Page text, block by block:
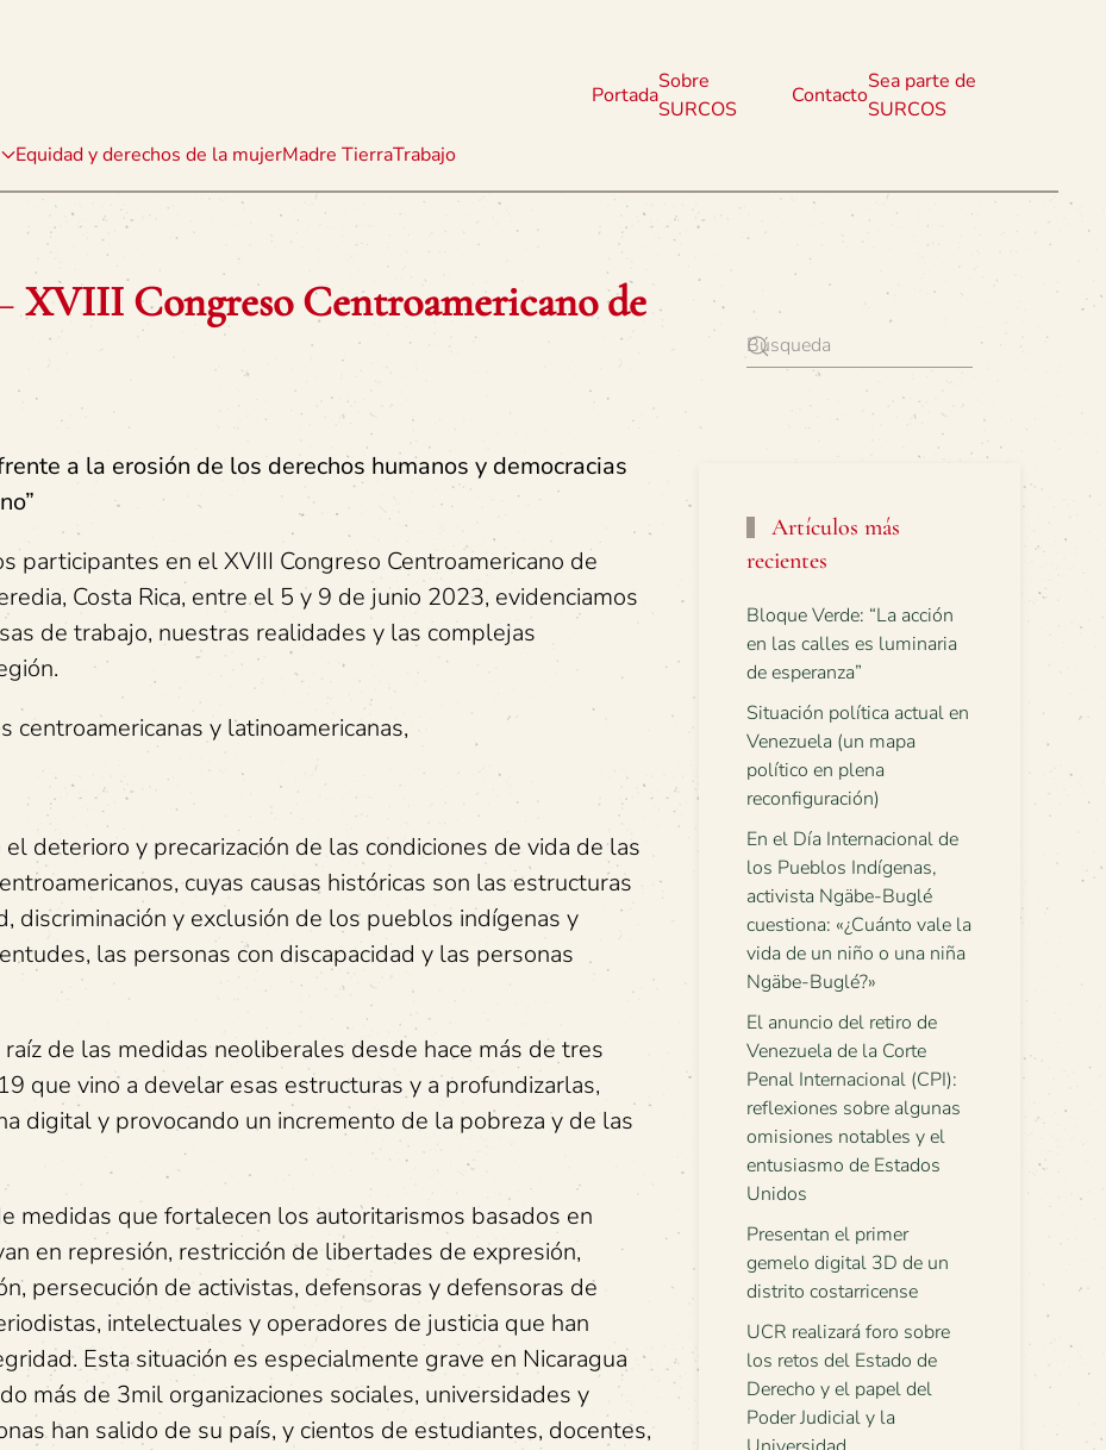
Equidad y derechos de la mujerMadre TierraTrabajo
Portada
Sobre
SURCOS
Contacto
Sea parte de
SURCOS
XVIII Congreso Centroamericano de
a la erosión de los derechos humanos y democracias
participantes en el XVIII Congreso Centroamericano de
Costa Rica, entre el 5 y 9 de junio 2023, evidenciamos
de trabajo, nuestras realidades y las complejas
centroamericanas y latinoamericanas,
deterioro y precarización de las condiciones de vida de las
cuyas causas históricas son las estructuras
discriminación y exclusión de los pueblos indígenas y
las personas con discapacidad y las personas
de las medidas neoliberales desde hace más de tres
que vino a develar esas estructuras y a profundizarlas,
digital y provocando un incremento de la pobreza y de las
medidas que fortalecen los autoritarismos basados en
en represión, restricción de libertades de expresión,
persecución de activistas, defensoras y defensoras de
intelectuales y operadores de justicia que han
Esta situación es especialmente grave en Nicaragua
más de 3mil organizaciones sociales, universidades y
han salido de su país, y cientos de estudiantes, docentes,
Artículos más
recientes
Bloque Verde: “La acción
en las calles es luminaria
de esperanza”
Situación política actual en
Venezuela (un mapa
político en plena
reconfiguración)
En el Día Internacional de
los Pueblos Indígenas,
activista Ngäbe-Buglé
cuestiona: «¿Cuánto vale la
vida de un niño o una niña
Ngäbe-Buglé?»
El anuncio del retiro de
Venezuela de la Corte
Penal Internacional (CPI):
reflexiones sobre algunas
omisiones notables y el
entusiasmo de Estados
Unidos
Presentan el primer
gemelo digital 3D de un
distrito costarricense
UCR realizará foro sobre
los retos del Estado de
Derecho y el papel del
Poder Judicial y la